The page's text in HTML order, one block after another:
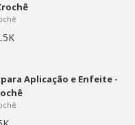
Aplicação e Enfeite -